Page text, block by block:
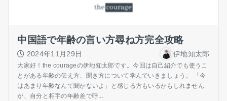
中国語で年齢の言い方尋ね方完全攻略
2024年11月29日 伊地知太郎
大家好！the courageの伊地知太郎です。今回は自己紹介でも使うこ
とがある年齢の伝え方、聞き方について学んでいきましょう。 「今
はあまり年齢なんて聞かないよ」と感じる方もいるかもしれません
が、自分と相手の年齢差で呼...